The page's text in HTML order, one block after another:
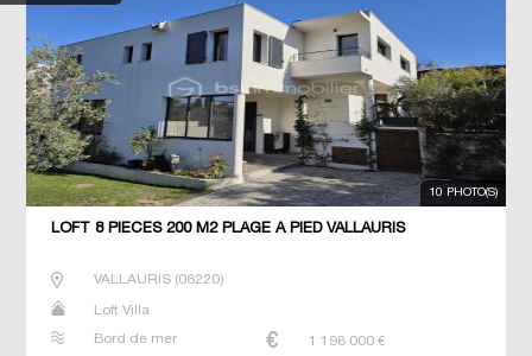
10 PHOTO(S)
LOFT 8 PIECES 200 M2 PLAGE À PIED VALLAURIS
VALLAURIS(06220)
Loft Villa
Bord de mer 1 198 000 €